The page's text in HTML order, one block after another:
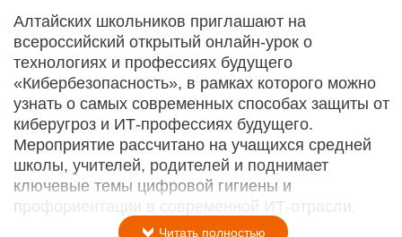
Алтайских школьников приглашают на
всероссийский открытый онлайн-урок о
технологиях и профессиях будущего
«Кибербезопасность», в рамках которого можно
узнать о самых современных способах защиты от
киберугроз и ИТ-профессиях будущего.
Мероприятие рассчитано на учащихся средней
школы, учителей, родителей и поднимает
ключевые темы цифровой гигиены и
профориентации в современной ИТ-отрасли.
Читать полностью